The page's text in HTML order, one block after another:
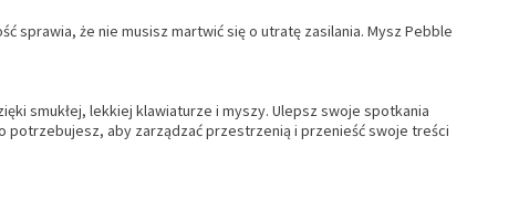
sprawia, że nie musisz martwić się o utratę zasilania. Mysz Pebble
smukłej, lekkiej klawiaturze i myszy. Ulepsz swoje spotkania
potrzebujesz, aby zarządzać przestrzenią i przenieść swoje treści